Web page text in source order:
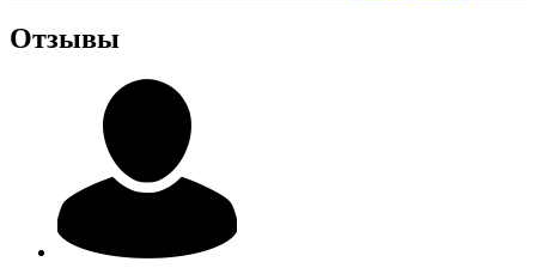
Отзывы